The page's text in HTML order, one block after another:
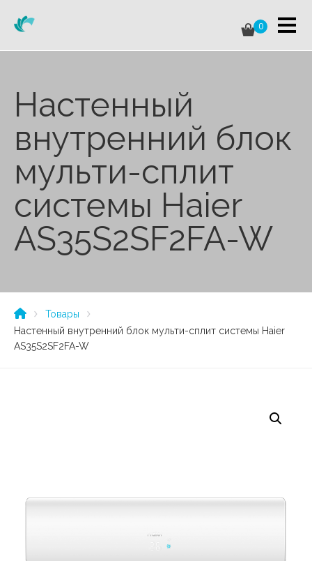
0
Настенный
внутренний блок
мульти-сплит
системы Haier
AS35S2SF2FA-W
Товары
Настенный внутренний блок мульти-сплит системы Haier
AS35S2SF2FA-W